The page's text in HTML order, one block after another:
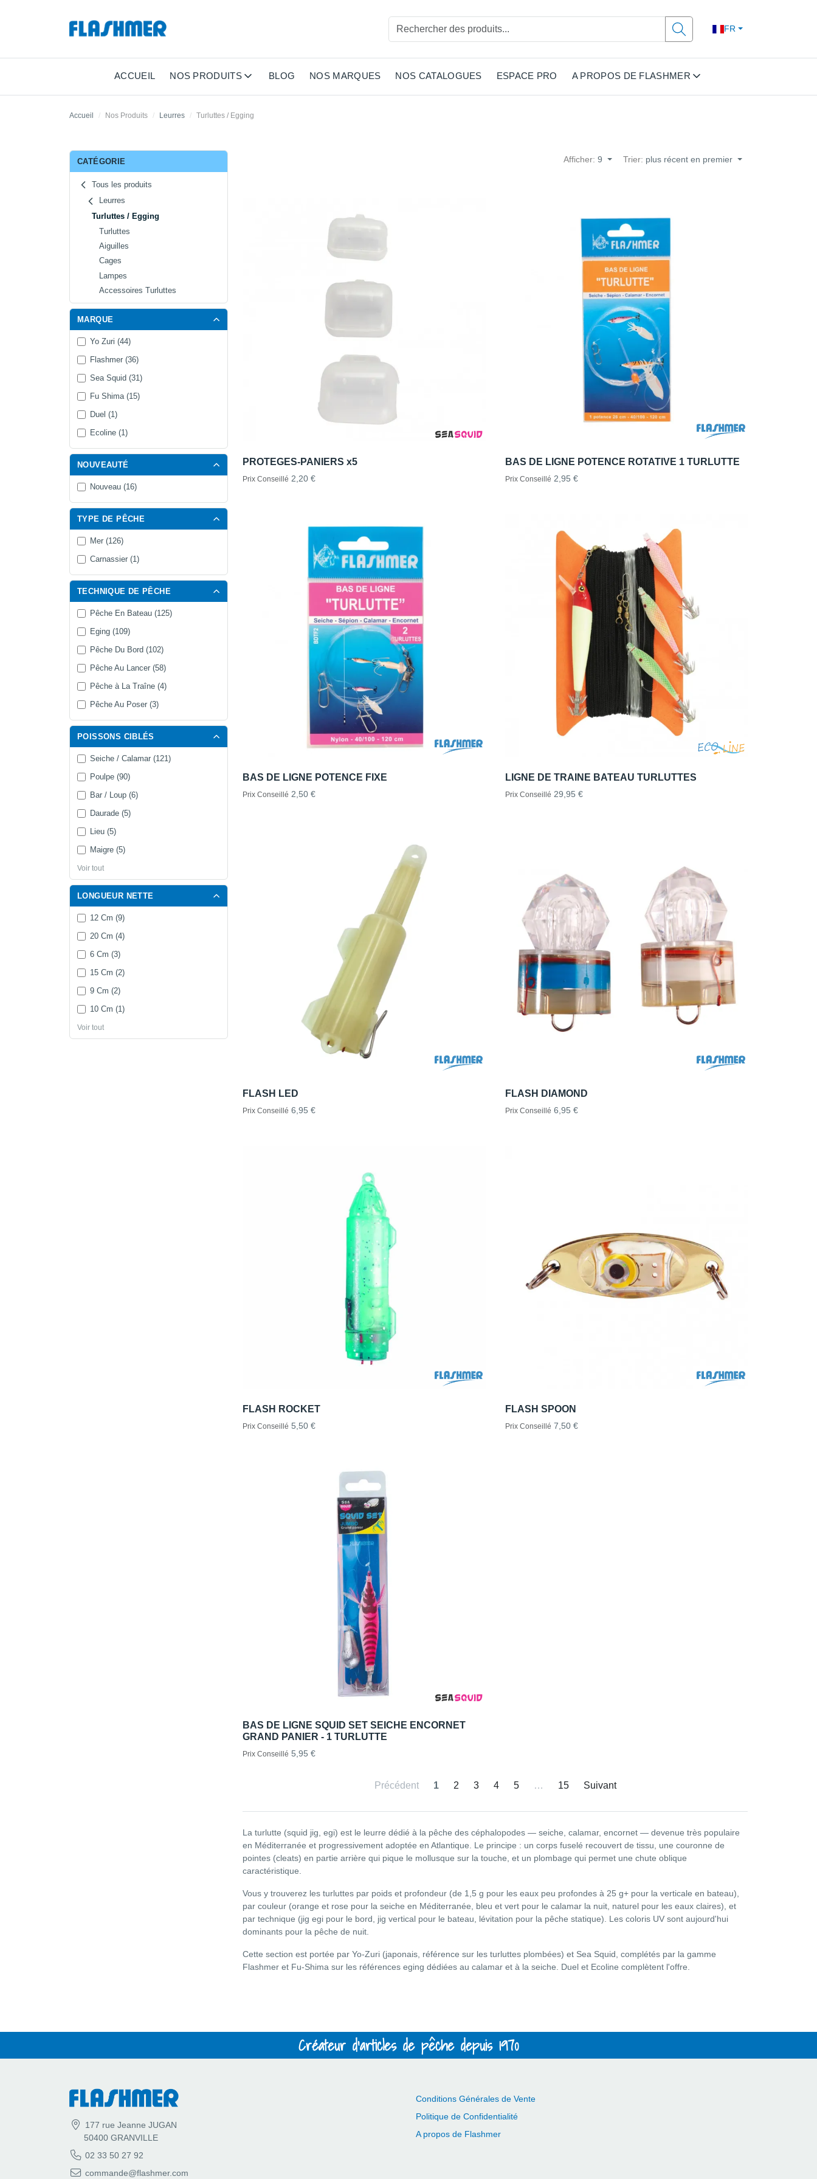
FR
ACCUEIL NOS PRODUITS BLOG NOS MARQUES NOS CATALOGUES ESPACE PRO A PROPOS DE FLASHMER
Accueil Nos Produits Leurres Turluttes / Egging
CATÉGORIE
Tous les produits
Leurres
Turluttes / Egging
Turluttes
Aiguilles
Cages
Lampes
Accessoires Turluttes
MARQUE
Yo Zuri (44)
Flashmer (36)
Sea Squid (31)
Fu Shima (15)
Duel (1)
Ecoline (1)
NOUVEAUTÉ
Nouveau (16)
TYPE DE PÊCHE
Mer (126)
Carnassier (1)
TECHNIQUE DE PÊCHE
Pêche En Bateau (125)
Eging (109)
Pêche Du Bord (102)
Pêche Au Lancer (58)
Pêche à La Traîne (4)
Pêche Au Poser (3)
POISSONS CIBLÉS
Seiche / Calamar (121)
Poulpe (90)
Bar / Loup (6)
Daurade (5)
Lieu (5)
Maigre (5)
Voir tout
LONGUEUR NETTE
12 Cm (9)
20 Cm (4)
6 Cm (3)
15 Cm (2)
9 Cm (2)
10 Cm (1)
Voir tout
Afficher:9 Trier: plus récent en premier
PROTEGES-PANIERS x5
Prix Conseillé 2,20 €
BAS DE LIGNE POTENCE ROTATIVE 1 TURLUTTE
Prix Conseillé 2,95 €
BAS DE LIGNE POTENCE FIXE
Prix Conseillé 2,50 €
LIGNE DE TRAINE BATEAU TURLUTTES
Prix Conseillé 29,95 €
FLASH LED
Prix Conseillé 6,95 €
FLASH DIAMOND
Prix Conseillé 6,95 €
FLASH ROCKET
Prix Conseillé 5,50 €
FLASH SPOON
Prix Conseillé 7,50 €
BAS DE LIGNE SQUID SET SEICHE ENCORNET
GRAND PANIER - 1 TURLUTTE
Prix Conseillé 5,95 €
Précédent 1 2 3 4 5 … 15 Suivant
La turlutte (squid jig, egi) est le leurre dédié à la pêche des céphalopodes — seiche, calamar, encornet — devenue très populaire
en Méditerranée et progressivement adoptée en Atlantique. Le principe : un corps fuselé recouvert de tissu, une couronne de
pointes (cleats) en partie arrière qui pique le mollusque sur la touche, et un plombage qui permet une chute oblique
caractéristique.
Vous y trouverez les turluttes par poids et profondeur (de 1,5 g pour les eaux peu profondes à 25 g+ pour la verticale en bateau),
par couleur (orange et rose pour la seiche en Méditerranée, bleu et vert pour le calamar la nuit, naturel pour les eaux claires), et
par technique (jig egi pour le bord, jig vertical pour le bateau, lévitation pour la pêche statique). Les coloris UV sont aujourd'hui
dominants pour la pêche de nuit.
Cette section est portée par Yo-Zuri (japonais, référence sur les turluttes plombées) et Sea Squid, complétés par la gamme
Flashmer et Fu-Shima sur les références eging dédiées au calamar et à la seiche. Duel et Ecoline complètent l'offre.
Créateur d'articles de pêche depuis 1970
177 rue Jeanne JUGAN
50400 GRANVILLE
02 33 50 27 92
commande@flashmer.com
Conditions Générales de Vente
Politique de Confidentialité
A propos de Flashmer